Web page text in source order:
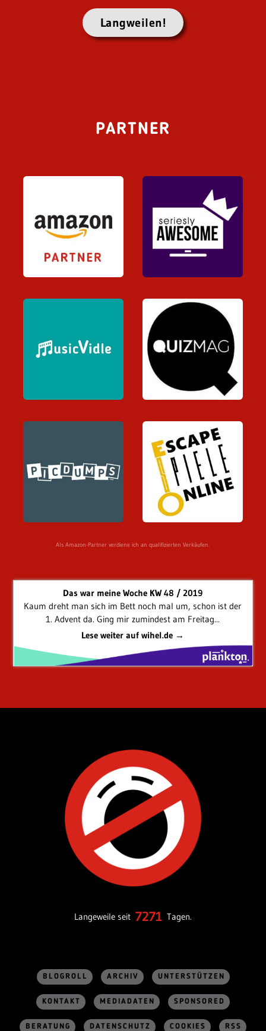
Langweilen!
PARTNER
Als Amazon-Partner verdiene ich an qualifizierten Verkäufen.
Das war meine Woche KW 48 / 2019
Kaum dreht man sich im Bett noch mal um, schon ist der
1. Advent da. Ging mir zumindest am Freitag...
Lese weiter auf wihel.de →
Langeweile seit 7271 Tagen.
BLOGROLL ARCHIV UNTERSTÜTZEN
KONTAKT MEDIADATEN SPONSORED
BERATUNG DATENSCHUTZ COOKIES RSS